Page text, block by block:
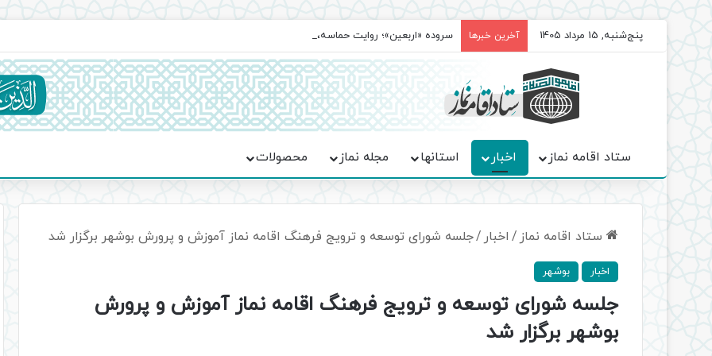
پنج‌شنبه, 15 مرداد 1405 آخرین خبرها سروده‌ «اربعین»؛ روایت حماسه، استقامت و تمدن‌سازی امت اسلامی
ستاد اقامه نماز اخبار استانها مجله نماز محصولات
ستاد اقامه نماز / اخبار /جلسه شورای توسعه و ترویج فرهنگ اقامه نماز آموزش و پرورش بوشهر برگزار شد
اخبار بوشهر
جلسه شورای توسعه و ترویج فرهنگ اقامه نماز آموزش و پرورش
بوشهر برگزار شد